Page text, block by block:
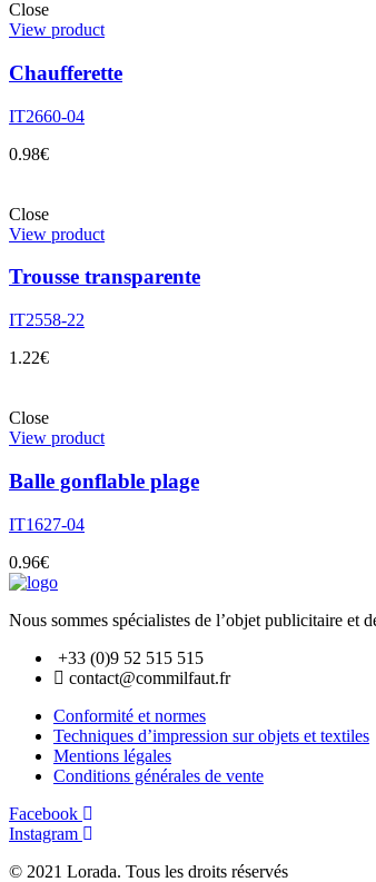
Close
View product
Chaufferette
IT2660-04
0.98€
Close
View product
Trousse transparente
IT2558-22
1.22€
Close
View product
Balle gonflable plage
IT1627-04
0.96€
Nous sommes spécialistes de l’objet publicitaire et
+33 (0)9 52 515 515
contact@commilfaut.fr
Conformité et normes
Techniques d’impression sur objets et textiles
Mentions légales
Conditions générales de vente
Facebook
Instagram
© 2021 Lorada. Tous les droits réservés